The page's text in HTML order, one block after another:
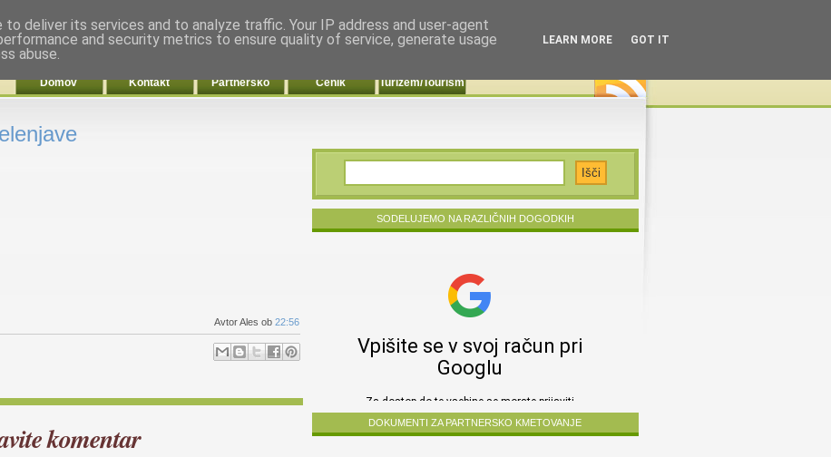
Domov Kontakt Partnersko Cenik Turizem/Tourism
Avtor Ales ob 22:56
komentar
SODELUJEMO NA RAZLIČNIH DOGODKIH
DOKUMENTI ZA PARTNERSKO KMETOVANJE
deliver its services and to analyze traffic. Your IP address and user-agent
and security metrics to ensure quality of service, generate usage
abuse.
LEARN MORE GOT IT